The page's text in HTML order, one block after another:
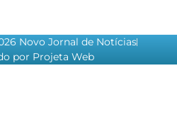
Novo Jornal de Notícias
por Projeta Web